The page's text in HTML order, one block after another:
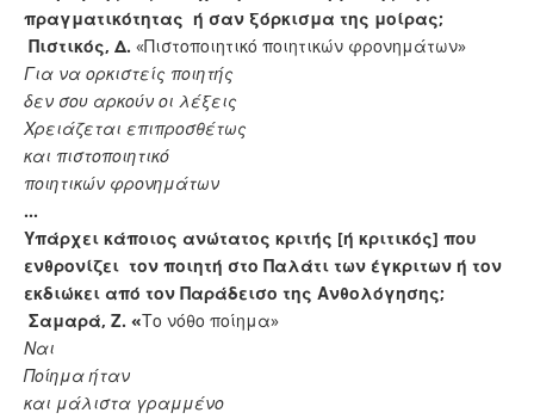
πραγματικότητας ή σαν ξόρκισμα της μοίρας;
Πιστικός, Δ. «Πιστοποιητικό ποιητικών φρονημάτων»
Για να ορκιστείς ποιητής
δεν σου αρκούν οι λέξεις
Χρειάζεται επιπροσθέτως
και πιστοποιητικό
ποιητικών φρονημάτων
…
Υπάρχει κάποιος ανώτατος κριτής [ή κριτικός] που
ενθρονίζει τον ποιητή στο Παλάτι των έγκριτων ή τον
εκδιώκει από τον Παράδεισο της Ανθολόγησης;
Σαμαρά, Ζ. «Το νόθο ποίημα»
Ναι
Ποίημα ήταν
και μάλιστα γραμμένο